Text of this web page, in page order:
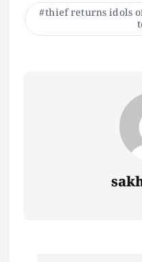
thief returns idols